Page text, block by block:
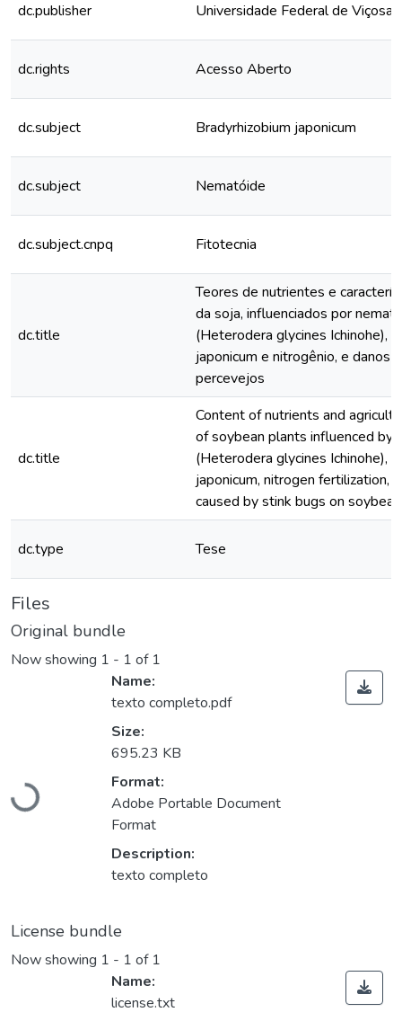
dc.publisher Universidade Federal de Viçosa
dc.rights Acesso Aberto
dc.subject Bradyrhizobium japonicum
dc.subject Nematóide
dc.subject.cnpq Fitotecnia
dc.title
Teores de nutrientes e
da soja, influenciados por
(Heterodera glycines Ichinohe),
japonicum e nitrogênio, e danos
percevejos
dc.title
Content of nutrients and
of soybean plants influenced by
(Heterodera glycines Ichinohe),
japonicum, nitrogen fertilization,
caused by stink bugs on
dc.type Tese
Files
Original bundle
Now showing 1 - 1 of 1
Loading...
Name:
texto completo.pdf
Size:
695.23 KB
Format:
Adobe Portable Document
Format
Description:
texto completo
License bundle
Now showing 1 - 1 of 1
Name:
license.txt